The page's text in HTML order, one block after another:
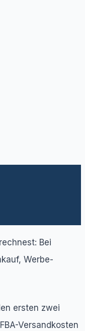
Bei
Werbe-
ersten zwei
Versandkosten